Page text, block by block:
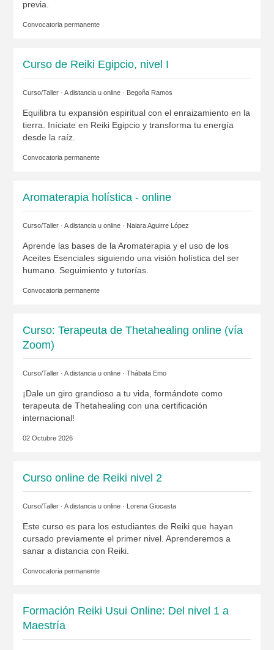
previa.
Convocatoria permanente
Curso de Reiki Egipcio, nivel I
Curso/Taller · A distancia u online · Begoña Ramos
Equilibra tu expansión espiritual con el enraizamiento en la
tierra. Iníciate en Reiki Egipcio y transforma tu energía
desde la raíz.
Convocatoria permanente
Aromaterapia holística - online
Curso/Taller · A distancia u online · Naiara Aguirre López
Aprende las bases de la Aromaterapia y el uso de los
Aceites Esenciales siguiendo una visión holística del ser
humano. Seguimiento y tutorías.
Convocatoria permanente
Curso: Terapeuta de Thetahealing online (vía
Zoom)
Curso/Taller · A distancia u online · Thábata Emo
¡Dale un giro grandioso a tu vida, formándote como
terapeuta de Thetahealing con una certificación
internacional!
02 Octubre 2026
Curso online de Reiki nivel 2
Curso/Taller · A distancia u online · Lorena Giocasta
Este curso es para los estudiantes de Reiki que hayan
cursado previamente el primer nivel. Aprenderemos a
sanar a distancia con Reiki.
Convocatoria permanente
Formación Reiki Usui Online: Del nivel 1 a
Maestría